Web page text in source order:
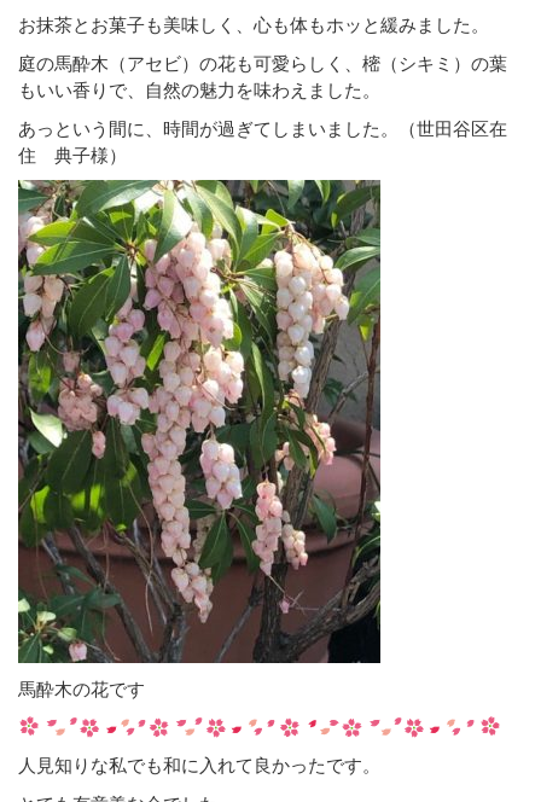
お抹茶とお菓子も美味しく、心も体もホッと緩みました。
庭の馬酔木（アセビ）の花も可愛らしく、樒（シキミ）の葉
もいい香りで、自然の魅力を味わえました。
あっという間に、時間が過ぎてしまいました。（世田谷区在
住 典子様）
馬酔木の花です
人見知りな私でも和に入れて良かったです。